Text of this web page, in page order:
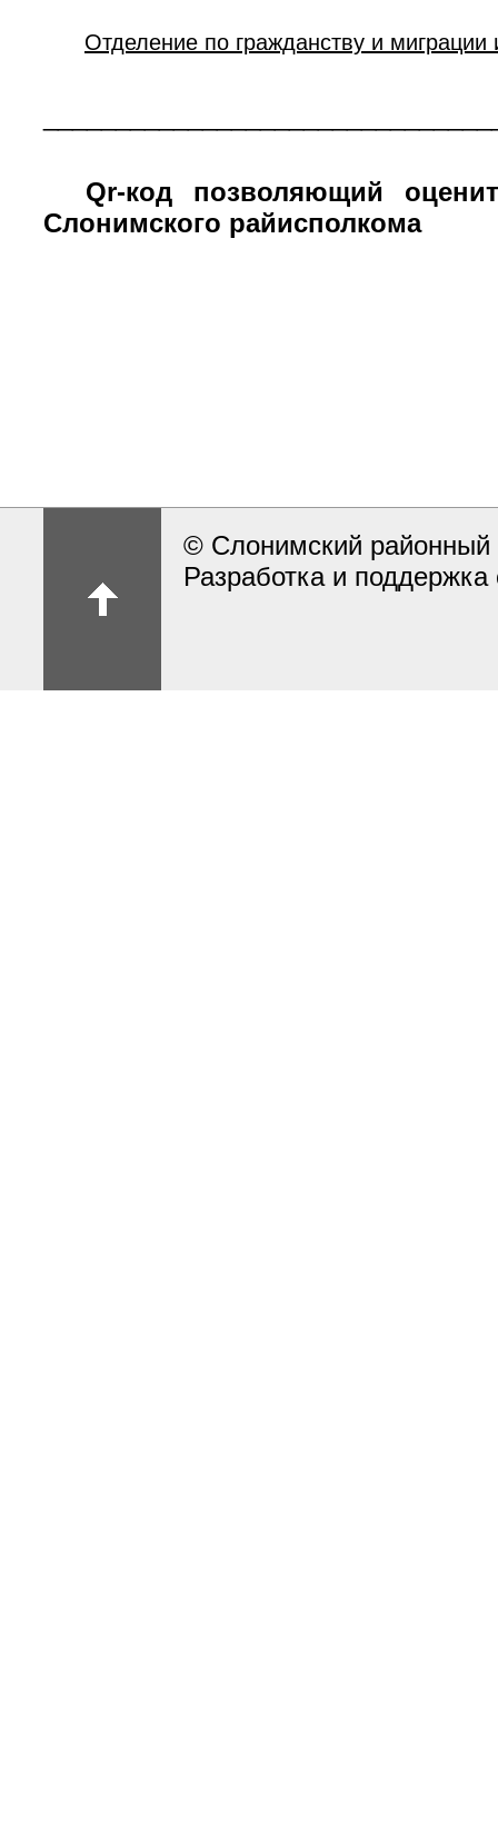
Отделение по гражданству и
Qr-код позволяющий
Слонимского райисполкома
© Слонимский районный
Разработка и поддержка